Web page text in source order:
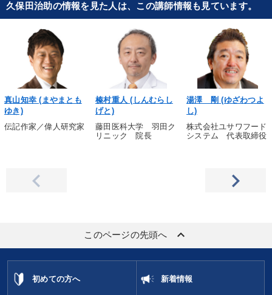
久保田治助の情報を見た人は、この講師情報も見ています。
真山知幸 (まやまとも
ゆき)
伝記作家／偉人研究家
榛村重人 (しんむらし
げと)
藤田医科大学 羽田ク
リニック 院長
湯澤 剛 (ゆざわつよ
し)
株式会社ユサワフード
システム 代表取締役
このページの先頭へ keyboard_arrow_up
初めての方へ 新着情報